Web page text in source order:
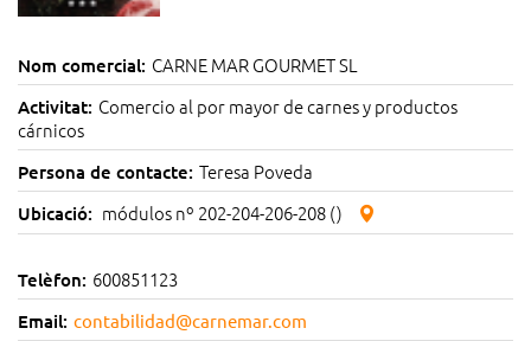
Nom comercial: CARNE MAR GOURMET SL
Activitat: Comercio al por mayor de carnes y productos
cárnicos
Persona de contacte: Teresa Poveda
Ubicació: módulos nº 202-204-206-208 ()
Telèfon: 600851123
Email: contabilidad@carnemar.com